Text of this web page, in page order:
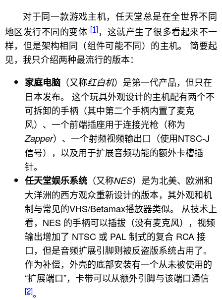
对于同一款游戏主机，任天堂总是在全世界不同
地区发行不同的变体 [1]，这就产生了很多看起来不一
样，但是架构相同（组件可能不同）的主机。 简要起
见，我只介绍两种最流行的版本：
家庭电脑 （又称红白机）是第一代产品，但只在
日本发布。 这个玩具外观设计的主机配有两个不
可拆卸的手柄（其中第二个手柄内置了麦克
风）、一个前端插座用于连接光枪（称为
Zapper）、一个射频视频输出口（使用NTSC-J
信号），以及用于扩展音频功能的额外卡槽插
针。
任天堂娱乐系统 （又称NES）是为北美、欧洲和
大洋洲的西方观众重新设计的版本，其外观和机
制与常见的VHS/Betamax播放器类似。 从技术上
看，NES 的手柄可以插拔（没有麦克风），视频
输出增加了 NTSC 或 PAL 制式的复合 RCA 接
口，但是音频扩展引脚则被反盗版系统占用了。
作为补偿，外壳的底部安装有一个从未被使用的
“扩展端口”，卡带可以从额外引脚与该端口通信
[2]。